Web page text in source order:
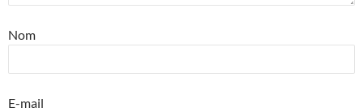
Nom
E-mail